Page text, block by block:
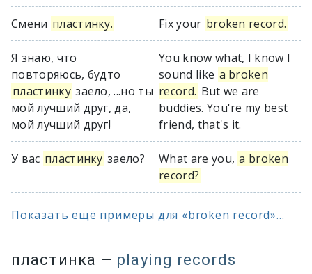
Смени пластинку. Fix your broken record.
Я знаю, что
повторяюсь, будто
пластинку заело, ...но ты
мой лучший друг, да,
мой лучший друг!
You know what, I know I
sound like a broken
record. But we are
buddies. You're my best
friend, that's it.
У вас пластинку заело? What are you, a broken
record?
Показать ещё примеры для «broken record»...
пластинка — playing records